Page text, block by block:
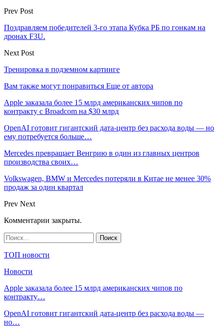
Prev Post
Поздравляем победителей 3-го этапа Кубка РБ по гонкам на
дронах F3U.
Next Post
Тренировка в подземном картинге
Вам также могут понравиться Еще от автора
Apple заказала более 15 млрд американских чипов по
контракту с Broadcom на $30 млрд
OpenAI готовит гигантский дата-центр без расхода воды — но
ему потребуется больше…
Mercedes превращает Венгрию в один из главных центров
производства своих…
Volkswagen, BMW и Mercedes потеряли в Китае не менее 30%
продаж за один квартал
Prev Next
Комментарии закрыты.
ТОП новости
Новости
Apple заказала более 15 млрд американских чипов по
контракту…
OpenAI готовит гигантский дата-центр без расхода воды —
но…